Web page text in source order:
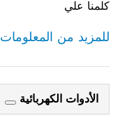
كلمنا علي
للمزيد من المعلومات
الأدوات الكهربائية